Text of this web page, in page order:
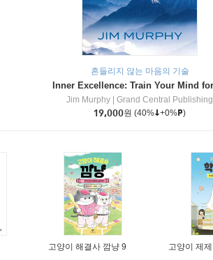
흔들리지 않는 마음의 기술
Jim Murphy
Grand Central Publishing
19,000원 (40% +0% )
고양이 해결사 깜냥 9